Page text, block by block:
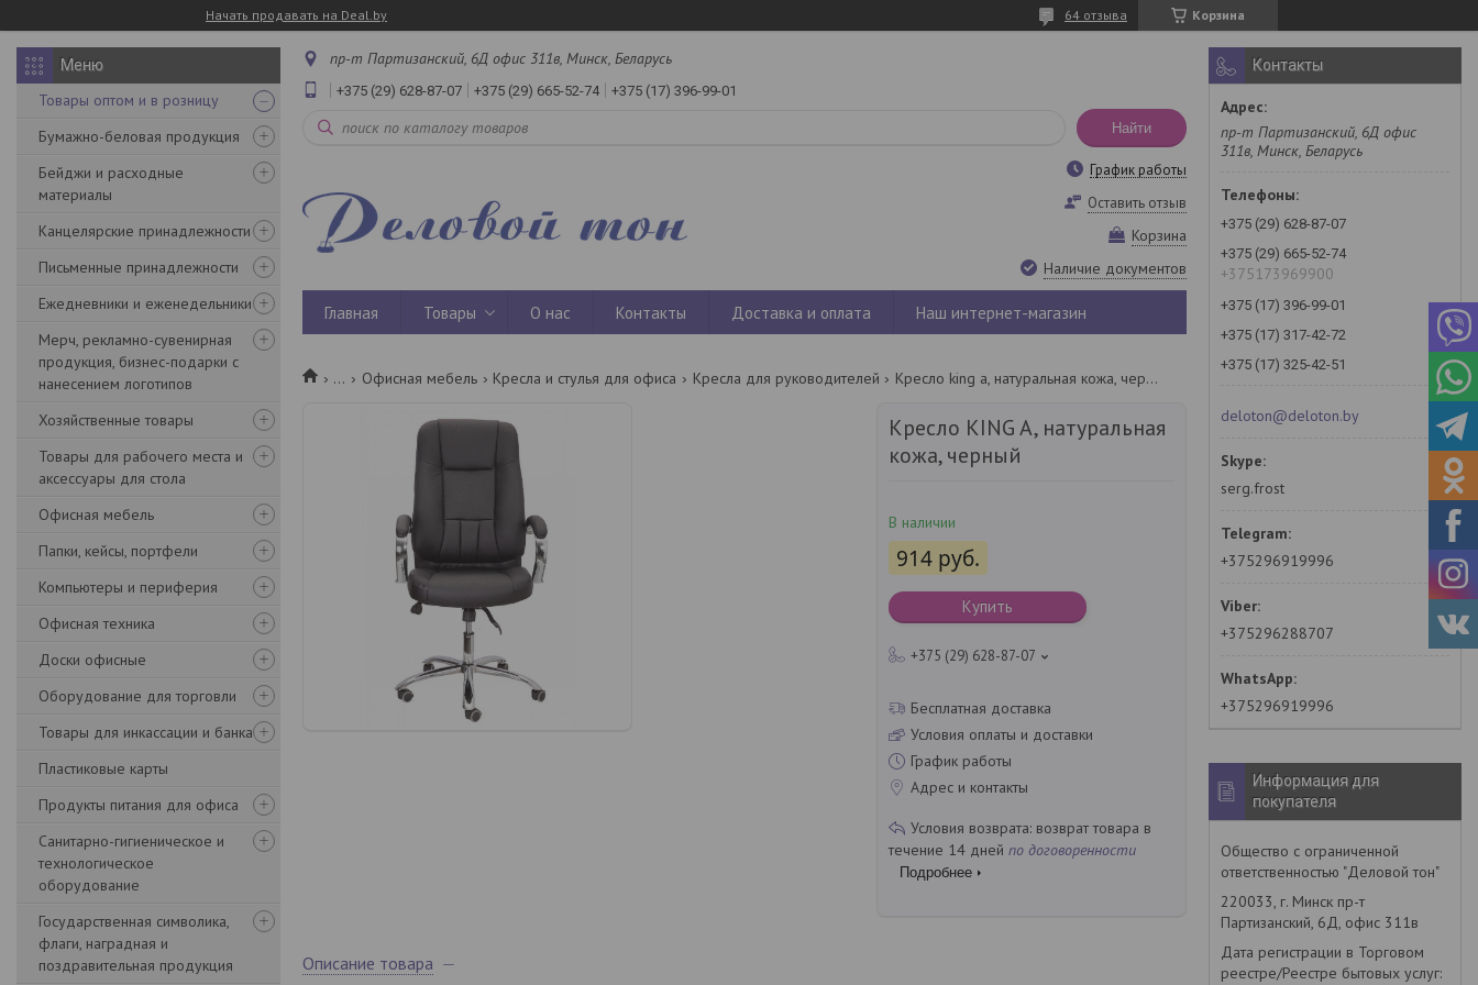
Начать продавать на Deal.by Корзина
64 отзыва
Товары оптом и в розницу
Бумажно-беловая продукция
Бейджи и расходные
материалы
Канцелярские принадлежности
Письменные принадлежности
Ежедневники и еженедельники
Мерч, рекламно-сувенирная
продукция, бизнес-подарки с
нанесением логотипов
Хозяйственные товары
Товары для рабочего места и
аксессуары для стола
Офисная мебель
Папки, кейсы, портфели
Компьютеры и периферия
Офисная техника
Доски офисные
Оборудование для торговли
Товары для инкассации и банка
Пластиковые карты
Продукты питания для офиса
Санитарно-гигиеническое и
технологическое
оборудование
Государственная символика,
флаги, наградная и
поздравительная продукция
пр-т Партизанский, 6Д офис 311в, Минск, Беларусь
+375 (29) 628-87-07 +375 (29) 665-52-74 +375 (17) 396-99-01
Найти
График работы
Оставить отзыв
Корзина
Наличие документов
Главная Товары О нас Контакты Доставка и оплата Наш интернет-магазин
... Офисная мебель Кресла и стулья для офиса Кресла для руководителей Кресло king a, натуральная кожа, черный
Кресло KING A, натуральная
кожа, черный
В наличии
914 руб.
Купить
+375 (29) 628-87-07
Бесплатная доставка
Условия оплаты и доставки
График работы
Адрес и контакты
возврат товара в
течение 14 дней по договоренности
Подробнее
Описание товара
Контакты
пр-т Партизанский, 6Д офис
311в, Минск, Беларусь
+375 (29) 628-87-07
+375 (29) 665-52-74
+375173969900
+375 (17) 396-99-01
+375 (17) 317-42-72
+375 (17) 325-42-51
deloton@deloton.by
serg.frost
+375296919996
+375296288707
+375296919996
Информация для
покупателя
Общество с ограниченной
ответственностью "Деловой тон"
220033, г. Минск пр-т
Партизанский, 6Д, офис 311в
Дата регистрации в Торговом
реестре/Реестре бытовых услуг: